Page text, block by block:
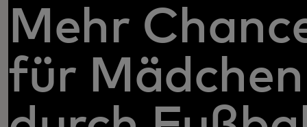
Mehr
für Mädchen